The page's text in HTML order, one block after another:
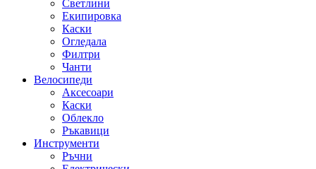
Светлини
Екипировка
Каски
Огледала
Филтри
Чанти
Велосипеди
Аксесоари
Каски
Облекло
Ръкавици
Инструменти
Ръчни